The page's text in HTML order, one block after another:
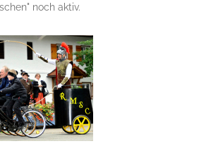
noch aktiv.